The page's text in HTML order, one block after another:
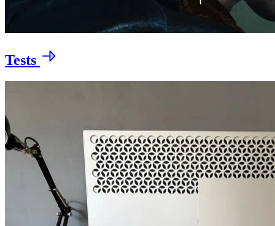
Tests